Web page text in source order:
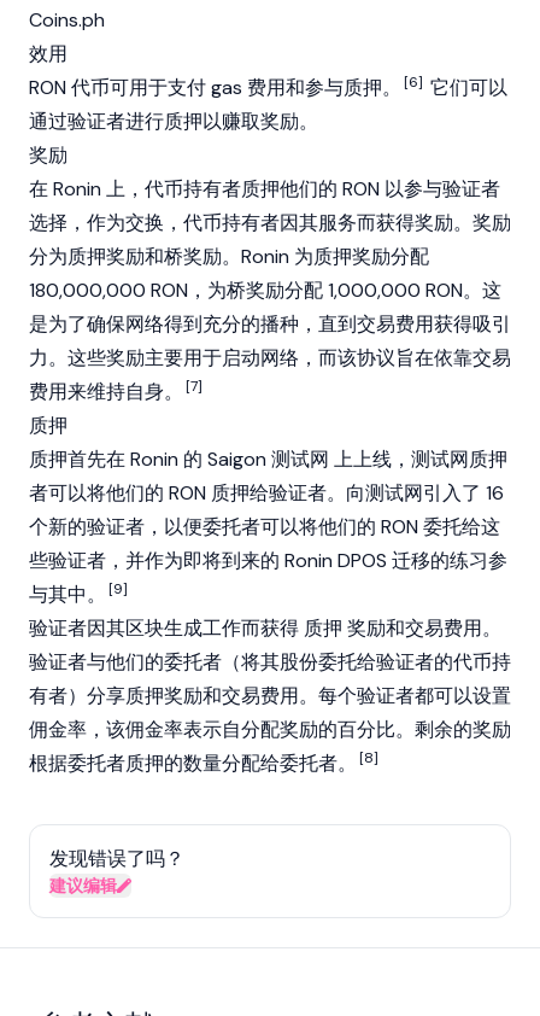
Coins.ph
效用
RON 代币可用于支付 gas 费用和参与质押。
[6] 它们可以
通过验证者进行质押以赚取奖励。
奖励
在 Ronin 上，代币持有者质押他们的 RON 以参与验证者
选择，作为交换，代币持有者因其服务而获得奖励。奖励
分为质押奖励和桥奖励。Ronin 为质押奖励分配
180,000,000 RON，为桥奖励分配 1,000,000 RON。这
是为了确保网络得到充分的播种，直到交易费用获得吸引
力。这些奖励主要用于启动网络，而该协议旨在依靠交易
费用来维持自身。
[7]
质押
质押首先在 Ronin 的 Saigon 测试网 上上线，测试网质押
者可以将他们的 RON 质押给验证者。向测试网引入了 16
个新的验证者，以便委托者可以将他们的 RON 委托给这
些验证者，并作为即将到来的 Ronin DPOS 迁移的练习参
与其中。
[9]
验证者因其区块生成工作而获得 质押 奖励和交易费用。
验证者与他们的委托者（将其股份委托给验证者的代币持
有者）分享质押奖励和交易费用。每个验证者都可以设置
佣金率，该佣金率表示自分配奖励的百分比。剩余的奖励
根据委托者质押的数量分配给委托者。
[8]
发现错误了吗？
建议编辑